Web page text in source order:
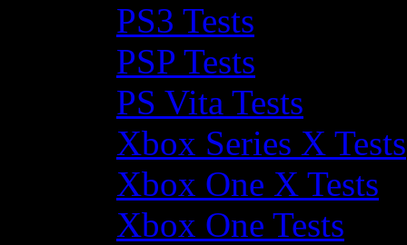
PS3 Tests
PSP Tests
PS Vita Tests
Xbox Series X Tests
Xbox One X Tests
Xbox One Tests